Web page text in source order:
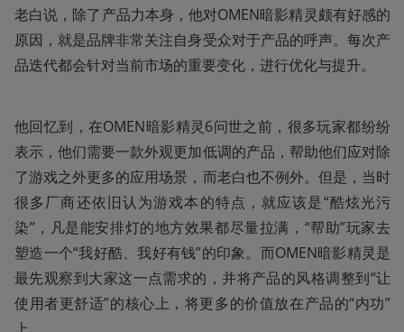
老白说，除了产品力本身，他对OMEN暗影精灵颇有好感的
原因，就是品牌非常关注自身受众对于产品的呼声。每次产
品迭代都会针对当前市场的重要变化，进行优化与提升。
他回忆到，在OMEN暗影精灵6问世之前，很多玩家都纷纷
表示，他们需要一款外观更加低调的产品，帮助他们应对除
了游戏之外更多的应用场景，而老白也不例外。但是，当时
很多厂商还依旧认为游戏本的特点，就应该是“酷炫光污
染”，凡是能安排灯的地方效果都尽量拉满，“帮助”玩家去
塑造一个“我好酷、我好有钱”的印象。而OMEN暗影精灵是
最先观察到大家这一点需求的，并将产品的风格调整到“让
使用者更舒适”的核心上，将更多的价值放在产品的“内功”